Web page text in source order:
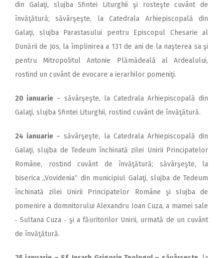
din Galaţi, slujba Sfintei Liturghii şi rosteşte cuvânt de
învăţătură; săvârşeşte, la Catedrala Ar­hiepis­copală din
Galaţi, slujba Parastasului pentru Episcopul Chesarie al
Dunării de Jos, la împlinirea a 131 de ani de la naşterea sa şi
pentru Mitropolitul Antonie Plămădeală al Ardealului,
rostind un cuvânt de evocare a ierarhilor pomeniţi.
20 ianuarie – săvârşeşte, la Catedrala Arhiepis­copală din
Galaţi, slujba Sfintei Liturghii, rostind cuvânt de învăţătură.
24 ianuarie – săvârşeşte, la Catedrala Arhiepis­copală din
Galaţi, slujba de Tedeum închinată zilei Unirii Principatelor
Române, rostind cuvânt de învăţătură; săvârşeşte, la
biserica ,,Vovidenia“ din municipiul Galaţi, slujba de Tedeum
închinată zilei Unirii Principatelor Române şi slujba de
pomenire a domnitorului Alexandru Ioan Cuza, a mamei sale
‑ Sultana Cuza ‑ şi a făuritorilor Unirii, urmată de un cuvânt
de învăţătură.